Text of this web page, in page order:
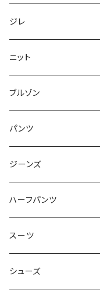
50/XL～
48/L
50/XL～
46/M
48/L
50/XL～
～44/S
46/M
48/L
50/XL～
ジレ
～44/S
46/M
48/L
50/XL～
ニット
～44/S
46/M
48/L
50/XL～
ブルゾン
～44/S
46/M
48/L
50/XL～
パンツ
～44/S
46/M
48/L
50/XL～
ジーンズ
～44/S
46/M
48/L
ハーフパンツ
～44/S
46/M
スーツ
～44/S
シューズ